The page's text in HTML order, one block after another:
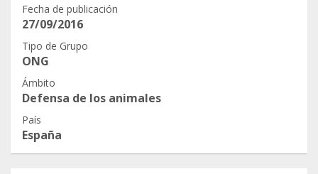
Fecha de publicación
27/09/2016
Tipo de Grupo
ONG
Ámbito
Defensa de los animales
País
España